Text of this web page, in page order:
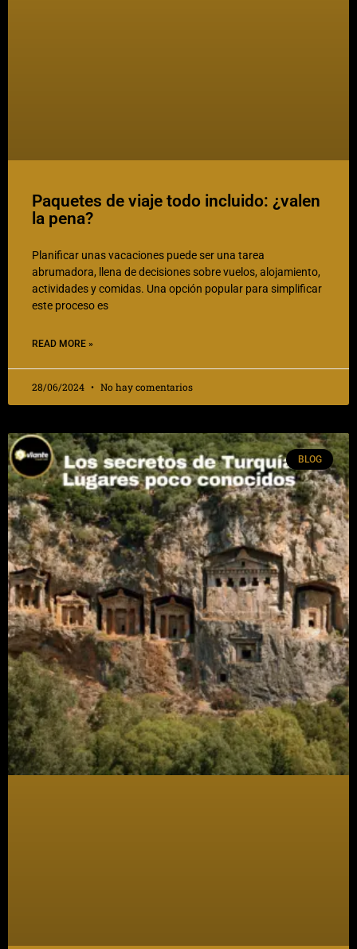
Paquetes de viaje todo incluido: ¿valen
la pena?
Planificar unas vacaciones puede ser una tarea
abrumadora, llena de decisiones sobre vuelos, alojamiento,
actividades y comidas. Una opción popular para simplificar
este proceso es
READ MORE »
28/06/2024 No hay comentarios
BLOG